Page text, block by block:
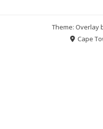
Theme: Overlay
Cape